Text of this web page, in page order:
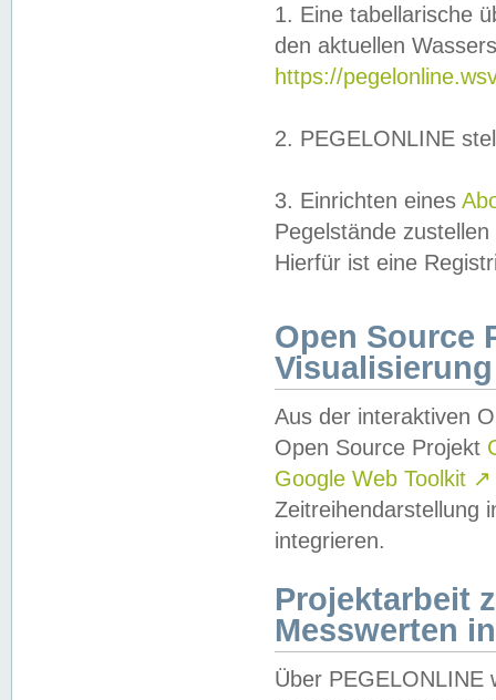
1. Eine tabellarische
den aktuellen
https://
2. PEGELONLINE
3. Einrichten eines
Pegelstände
Hierfür ist eine
Open Source
Visualisierung
Aus der interaktiven
Open Source Projekt
Google Web Toolkit ↗
Zeitreihendarstellung
integrieren.
Projektarbeit
Messwerten
Über PEGELONLINE